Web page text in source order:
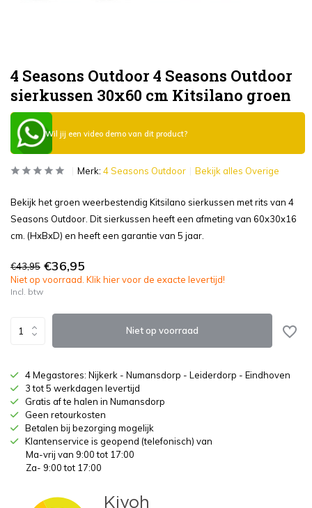
4 Seasons Outdoor 4 Seasons Outdoor
sierkussen 30x60 cm Kitsilano groen
Wil jij een video demo van dit product?
Merk: 4 Seasons Outdoor Bekijk alles Overige
Bekijk het groen weerbestendig Kitsilano sierkussen met rits van 4
Seasons Outdoor. Dit sierkussen heeft een afmeting van 60x30x16
cm. (HxBxD) en heeft een garantie van 5 jaar.
€43,95 €36,95
Niet op voorraad. Klik hier voor de exacte levertijd!
Incl. btw
Niet op voorraad
4 Megastores: Nijkerk - Numansdorp - Leiderdorp - Eindhoven
3 tot 5 werkdagen levertijd
Gratis af te halen in Numansdorp
Geen retourkosten
Betalen bij bezorging mogelijk
Klantenservice is geopend (telefonisch) van
Ma-vrij van 9:00 tot 17:00
Za- 9:00 tot 17:00